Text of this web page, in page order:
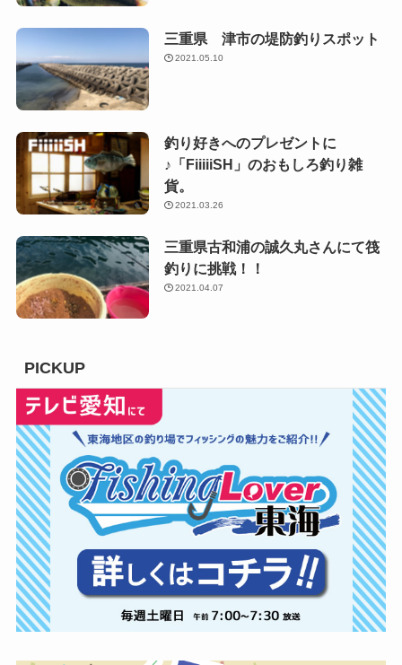
三重県 津市の堤防釣りスポット
2021.05.10
釣り好きへのプレゼントに
♪「FiiiiiSH」のおもしろ釣り雑
貨。
2021.03.26
三重県古和浦の誠久丸さんにて筏
釣りに挑戦！！
2021.04.07
PICKUP